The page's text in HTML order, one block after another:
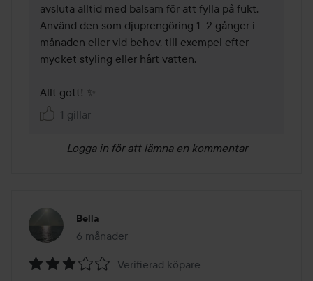
avsluta alltid med balsam för att fylla på fukt.
Använd den som djuprengöring 1–2 gånger i
månaden eller vid behov, till exempel efter
mycket styling eller hårt vatten.
Allt gott! ✨
1 gillar
Logga in för att lämna en kommentar
Bella
6 månader
Inlägget skapades 6 månader
Verifierad köpare